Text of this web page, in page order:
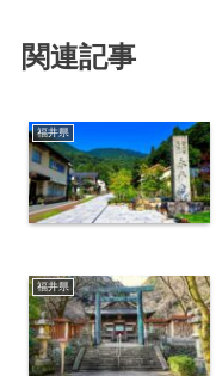
関連記事
福井県
福井県